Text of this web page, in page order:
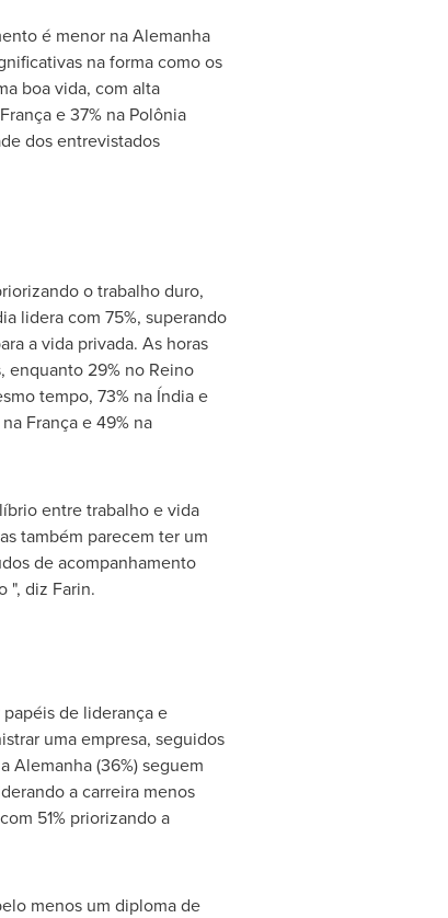
é menor na Alemanha
na forma como os
boa vida, com alta
e 37% na Polônia
dos entrevistados
o trabalho duro,
lidera com 75%, superando
a vida privada. As horas
enquanto 29% no Reino
tempo, 73% na Índia e
França e 49% na
entre trabalho e vida
também parecem ter um
de acompanhamento
", diz Farin.
de liderança e
uma empresa, seguidos
Alemanha (36%) seguem
a carreira menos
51% priorizando a
menos um diploma de